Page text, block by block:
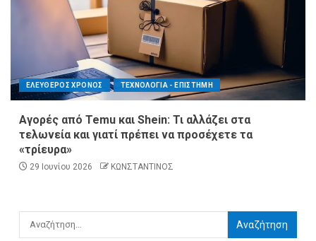
ΕΛΕΥΘΕΡΟΣ ΧΡΟΝΟΣ ΤΕΧΝΟΛΟΓΙΑ - ΕΠΙΣΤΗΜΗ
Αγορές από Temu και Shein: Τι αλλάζει στα
τελωνεία και γιατί πρέπει να προσέχετε τα
«τρίευρα»
29 Ιουνίου 2026 ΚΩΝΣΤΑΝΤΙΝΟΣ